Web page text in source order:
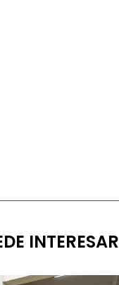
INTERESAR